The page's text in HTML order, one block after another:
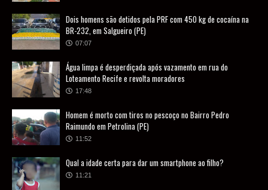
Dois homens são detidos pela PRF com 450 kg de cocaína na
BR-232, em Salgueiro (PE)
07:07
Água limpa é desperdiçada após vazamento em rua do
Loteamento Recife e revolta moradores
17:48
Homem é morto com tiros no pescoço no Bairro Pedro
Raimundo em Petrolina (PE)
11:52
Qual a idade certa para dar um smartphone ao filho?
11:21